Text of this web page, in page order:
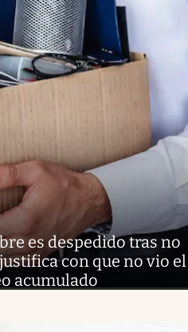
es despedido tras no
con que no vio el
acumulado